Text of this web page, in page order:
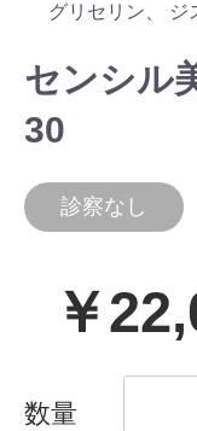
グリセリン、 ジ
センシル
30
診察なし
￥
数量